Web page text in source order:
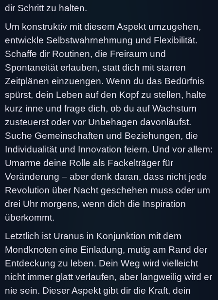
dir Schritt zu halten.
Um konstruktiv mit diesem Aspekt umzugehen,
entwickle Selbstwahrnehmung und Flexibilität.
Schaffe dir Routinen, die Freiraum und
Spontaneität erlauben, statt dich mit starren
Zeitplänen einzuengen. Wenn du das Bedürfnis
spürst, dein Leben auf den Kopf zu stellen, halte
kurz inne und frage dich, ob du auf Wachstum
zusteuerst oder vor Unbehagen davonläufst.
Suche Gemeinschaften und Beziehungen, die
Individualität und Innovation feiern. Und vor allem:
Umarme deine Rolle als Fackelträger für
Veränderung – aber denk daran, dass nicht jede
Revolution über Nacht geschehen muss oder um
drei Uhr morgens, wenn dich die Inspiration
überkommt.
Letztlich ist Uranus in Konjunktion mit dem
Mondknoten eine Einladung, mutig am Rand der
Entdeckung zu leben. Dein Weg wird vielleicht
nicht immer glatt verlaufen, aber langweilig wird er
nie sein. Dieser Aspekt gibt dir die Kraft, dein